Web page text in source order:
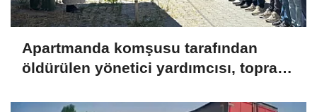
Apartmanda komşusu tarafından
öldürülen yönetici yardımcısı, toprağa